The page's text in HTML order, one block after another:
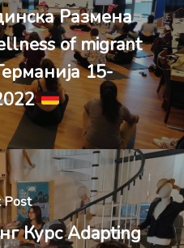
Размена
of migrant
15-
Post
Курс Adapting